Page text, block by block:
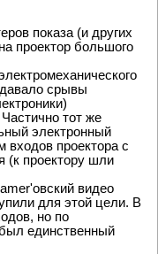
показа (и других
проектор большого
срывы
тот же
электронный
входов проектора с
(к проектору шли
видео
для этой цели. В
но по
единственный